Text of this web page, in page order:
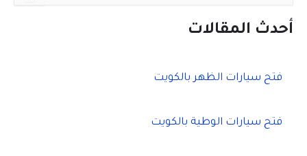
حأحدث المقالات
فتح سيارات الظهر بالكويت
فتح سيارات الوطية بالكويت